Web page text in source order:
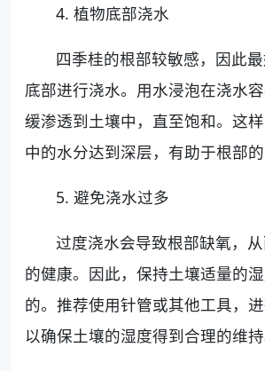
4. 植物底部浇水
四季桂的根部较敏感，因此
底部进行浇水。用水浸泡在浇水
缓渗透到土壤中，直至饱和。这
中的水分达到深层，有助于根部的
5. 避免浇水过多
过度浇水会导致根部缺氧，
的健康。因此，保持土壤适量的
的。推荐使用针管或其他工具，进
以确保土壤的湿度得到合理的维持